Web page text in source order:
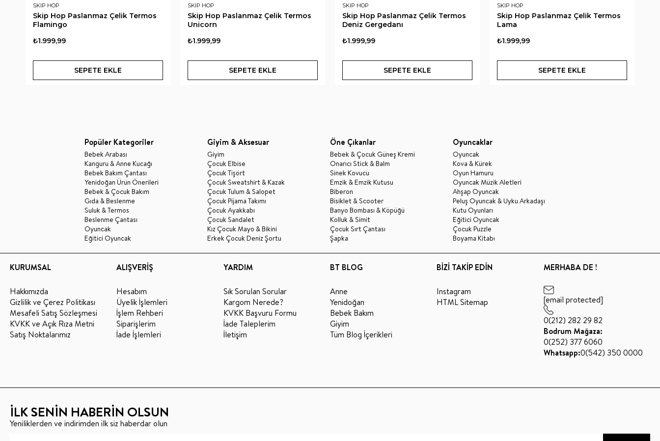
SKIP HOP
Skip Hop Paslanmaz Çelik Termos
Flamingo
₺1.999,99
SEPETE EKLE
SKIP HOP
Skip Hop Paslanmaz Çelik Termos
Unicorn
₺1.999,99
SEPETE EKLE
SKIP HOP
Skip Hop Paslanmaz Çelik Termos
Deniz Gergedanı
₺1.999,99
SEPETE EKLE
SKIP HOP
Skip Hop Paslanmaz Çelik Termos
Lama
₺1.999,99
SEPETE EKLE
Popüler Kategoriler
Bebek Arabası
Kanguru & Anne Kucağı
Bebek Bakım Çantası
Yenidoğan Ürün Önerileri
Bebek & Çocuk Bakım
Gıda & Beslenme
Suluk & Termos
Beslenme Çantası
Oyuncak
Eğitici Oyuncak
Giyim & Aksesuar
Giyim
Çocuk Elbise
Çocuk Tişört
Çocuk Sweatshirt & Kazak
Çocuk Tulum & Salopet
Çocuk Pijama Takımı
Çocuk Ayakkabı
Çocuk Sandalet
Kız Çocuk Mayo & Bikini
Erkek Çocuk Deniz Şortu
Öne Çıkanlar
Bebek & Çocuk Güneş Kremi
Onarıcı Stick & Balm
Sinek Kovucu
Emzik & Emzik Kutusu
Biberon
Bisiklet & Scooter
Banyo Bombası & Köpüğü
Kolluk & Simit
Çocuk Sırt Çantası
Şapka
Oyuncaklar
Oyuncak
Kova & Kürek
Oyun Hamuru
Oyuncak Müzik Aletleri
Ahşap Oyuncak
Peluş Oyuncak & Uyku Arkadaşı
Kutu Oyunları
Eğitici Oyuncak
Çocuk Puzzle
Boyama Kitabı
KURUMSAL
Hakkımızda
Gizlilik ve Çerez Politikası
Mesafeli Satış Sözleşmesi
KVKK ve Açık Rıza Metni
Satış Noktalarımız
ALIŞVERİŞ
Hesabım
Üyelik İşlemleri
İşlem Rehberi
Siparişlerim
İade İşlemleri
YARDIM
Sık Sorulan Sorular
Kargom Nerede?
KVKK Başvuru Formu
İade Taleplerim
İletişim
BT BLOG
Anne
Yenidoğan
Bebek Bakım
Giyim
Tüm Blog İçerikleri
BİZİ TAKİP EDİN
Instagram
HTML Sitemap
MERHABA DE !
[email protected]
0(212) 282 29 82
Bodrum Mağaza:
0(252) 377 6060
Whatsapp:0(542) 350 0000
İLK SENİN HABERİN OLSUN
Yeniliklerden ve indirimden ilk siz haberdar olun